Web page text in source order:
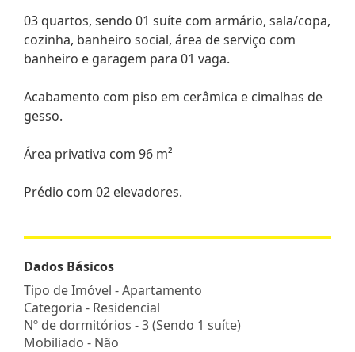
03 quartos, sendo 01 suíte com armário, sala/copa,
cozinha, banheiro social, área de serviço com
banheiro e garagem para 01 vaga.
Acabamento com piso em cerâmica e cimalhas de
gesso.
Área privativa com 96 m²
Prédio com 02 elevadores.
Dados Básicos
Tipo de Imóvel - Apartamento
Categoria - Residencial
Nº de dormitórios - 3 (Sendo 1 suíte)
Mobiliado - Não